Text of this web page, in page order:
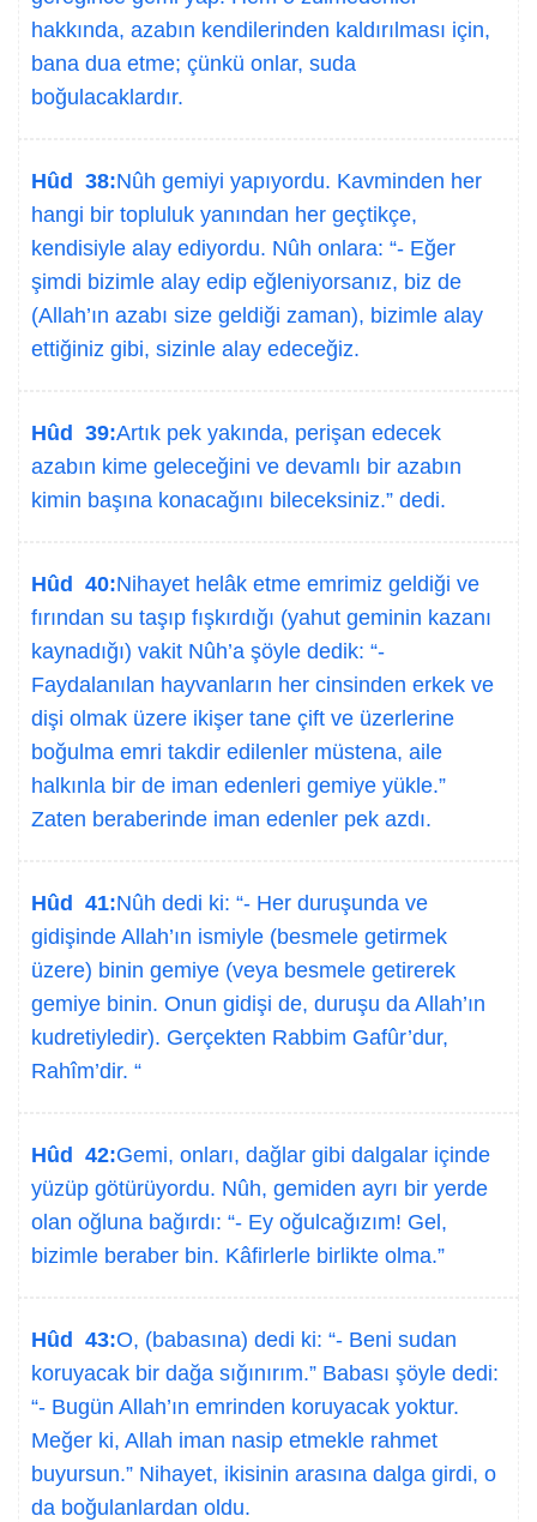
hakkında, azabın kendilerinden kaldırılması için,
bana dua etme; çünkü onlar, suda
boğulacaklardır.
Hûd 38:Nûh gemiyi yapıyordu. Kavminden her
hangi bir topluluk yanından her geçtikçe,
kendisiyle alay ediyordu. Nûh onlara: “- Eğer
şimdi bizimle alay edip eğleniyorsanız, biz de
(Allah’ın azabı size geldiği zaman), bizimle alay
ettiğiniz gibi, sizinle alay edeceğiz.
Hûd 39:Artık pek yakında, perişan edecek
azabın kime geleceğini ve devamlı bir azabın
kimin başına konacağını bileceksiniz.” dedi.
Hûd 40:Nihayet helâk etme emrimiz geldiği ve
fırından su taşıp fışkırdığı (yahut geminin kazanı
kaynadığı) vakit Nûh’a şöyle dedik: “-
Faydalanılan hayvanların her cinsinden erkek ve
dişi olmak üzere ikişer tane çift ve üzerlerine
boğulma emri takdir edilenler müstena, aile
halkınla bir de iman edenleri gemiye yükle.”
Zaten beraberinde iman edenler pek azdı.
Hûd 41:Nûh dedi ki: “- Her duruşunda ve
gidişinde Allah’ın ismiyle (besmele getirmek
üzere) binin gemiye (veya besmele getirerek
gemiye binin. Onun gidişi de, duruşu da Allah’ın
kudretiyledir). Gerçekten Rabbim Gafûr’dur,
Rahîm’dir. “
Hûd 42:Gemi, onları, dağlar gibi dalgalar içinde
yüzüp götürüyordu. Nûh, gemiden ayrı bir yerde
olan oğluna bağırdı: “- Ey oğulcağızım! Gel,
bizimle beraber bin. Kâfirlerle birlikte olma.”
Hûd 43:O, (babasına) dedi ki: “- Beni sudan
koruyacak bir dağa sığınırım.” Babası şöyle dedi:
“- Bugün Allah’ın emrinden koruyacak yoktur.
Meğer ki, Allah iman nasip etmekle rahmet
buyursun.” Nihayet, ikisinin arasına dalga girdi, o
da boğulanlardan oldu.